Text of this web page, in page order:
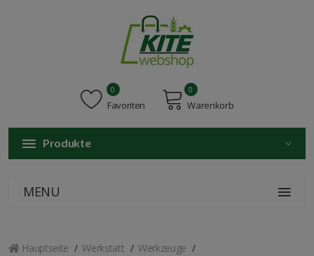
Favoriten
0
Warenkorb
0
Produkte
MENU
Hauptseite Werkstatt
Werkzeuge